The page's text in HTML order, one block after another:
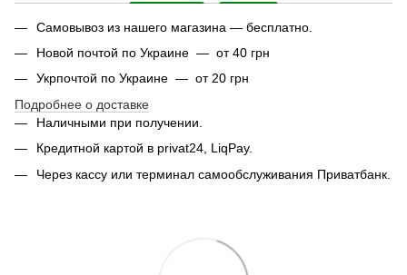
Самовывоз из нашего магазина — бесплатно.
Новой почтой по Украине — от 40 грн
Укрпочтой по Украине — от 20 грн
Подробнее о доставке
Наличными при получении.
Кредитной картой в privat24, LiqPay.
Через кассу или терминал самообслуживания Приватбанк.